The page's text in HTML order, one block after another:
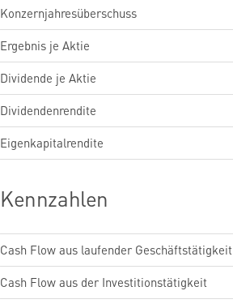
Konzernjahresüberschuss
Ergebnis je Aktie
Dividende je Aktie
Dividendenrendite
Eigenkapitalrendite
Kennzahlen
Cash Flow aus laufender Geschäftstätigkeit
Cash Flow aus der Investitionstätigkeit